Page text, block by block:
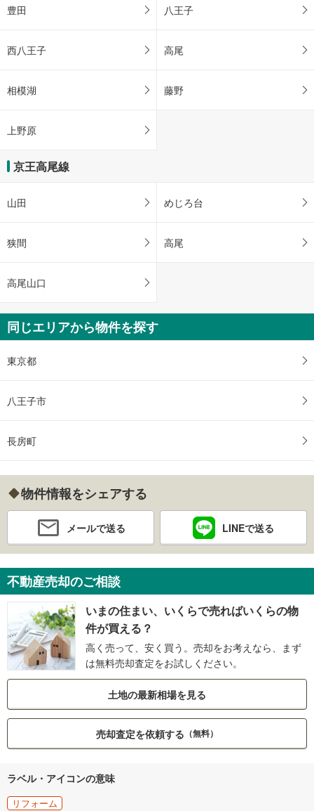
豊田 八王子
西八王子 高尾
相模湖 藤野
上野原
京王高尾線
山田 めじろ台
狭間 高尾
高尾山口
同じエリアから物件を探す
東京都
八王子市
長房町
物件情報をシェアする
メールで送る LINEで送る
不動産売却のご相談
いまの住まい、いくらで売ればいくらの物
件が買える？
高く売って、安く買う。売却をお考えなら、まず
は無料売却査定をお試しください。
土地の最新相場を見る
売却査定を依頼する （無料）
ラベル・アイコンの意味
リフォーム